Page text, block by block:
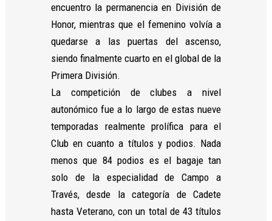
encuentro la permanencia en División de
Honor, mientras que el femenino volvía a
quedarse a las puertas del ascenso,
siendo finalmente cuarto en el global de la
Primera División.
La competición de clubes a nivel
autonómico fue a lo largo de estas nueve
temporadas realmente prolífica para el
Club en cuanto a títulos y podios. Nada
menos que 84 podios es el bagaje tan
solo de la especialidad de Campo a
Través, desde la categoría de Cadete
hasta Veterano, con un total de 43 títulos